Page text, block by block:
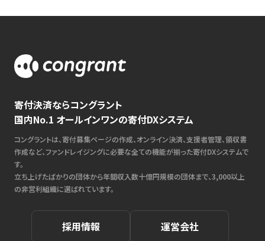
寄付決済ならコングラント
国内No.1 オールインワンの寄付DXシステム
コングラントは、寄付募集ページの作成、オンライン決済、支援者管理、領収書
作成など、ファンドレイジングに必要な全ての機能が揃った寄付DXシステムで
す。
立ち上げたばかりの団体から年間収入数十億円規模の団体まで、3,000以上
の非営利組織に選ばれています。
採用情報 運営会社